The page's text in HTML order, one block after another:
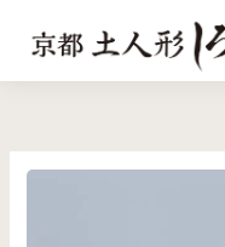
を
キ